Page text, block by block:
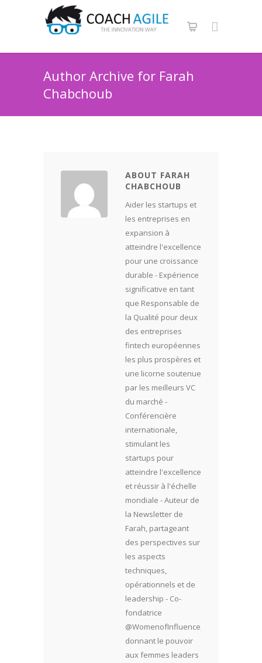
Author Archive for Farah
Chabchoub
ABOUT FARAH
CHABCHOUB
Aider les startups et
les entreprises en
expansion à
atteindre l'excellence
pour une croissance
durable - Expérience
significative en tant
que Responsable de
la Qualité pour deux
des entreprises
fintech européennes
les plus prospères et
une licorne soutenue
par les meilleurs VC
du marché -
Conférencière
internationale,
stimulant les
startups pour
atteindre l'excellence
et réussir à l'échelle
mondiale - Auteur de
la Newsletter de
Farah, partageant
des perspectives sur
les aspects
techniques,
opérationnels et de
leadership - Co-
fondatrice
@WomenofInfluence,
donnant le pouvoir
aux femmes leaders